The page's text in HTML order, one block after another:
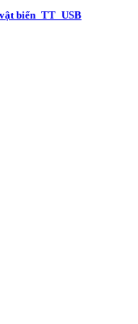
biển_TT_USB